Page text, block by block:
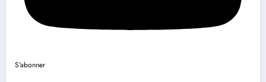
S'abonner